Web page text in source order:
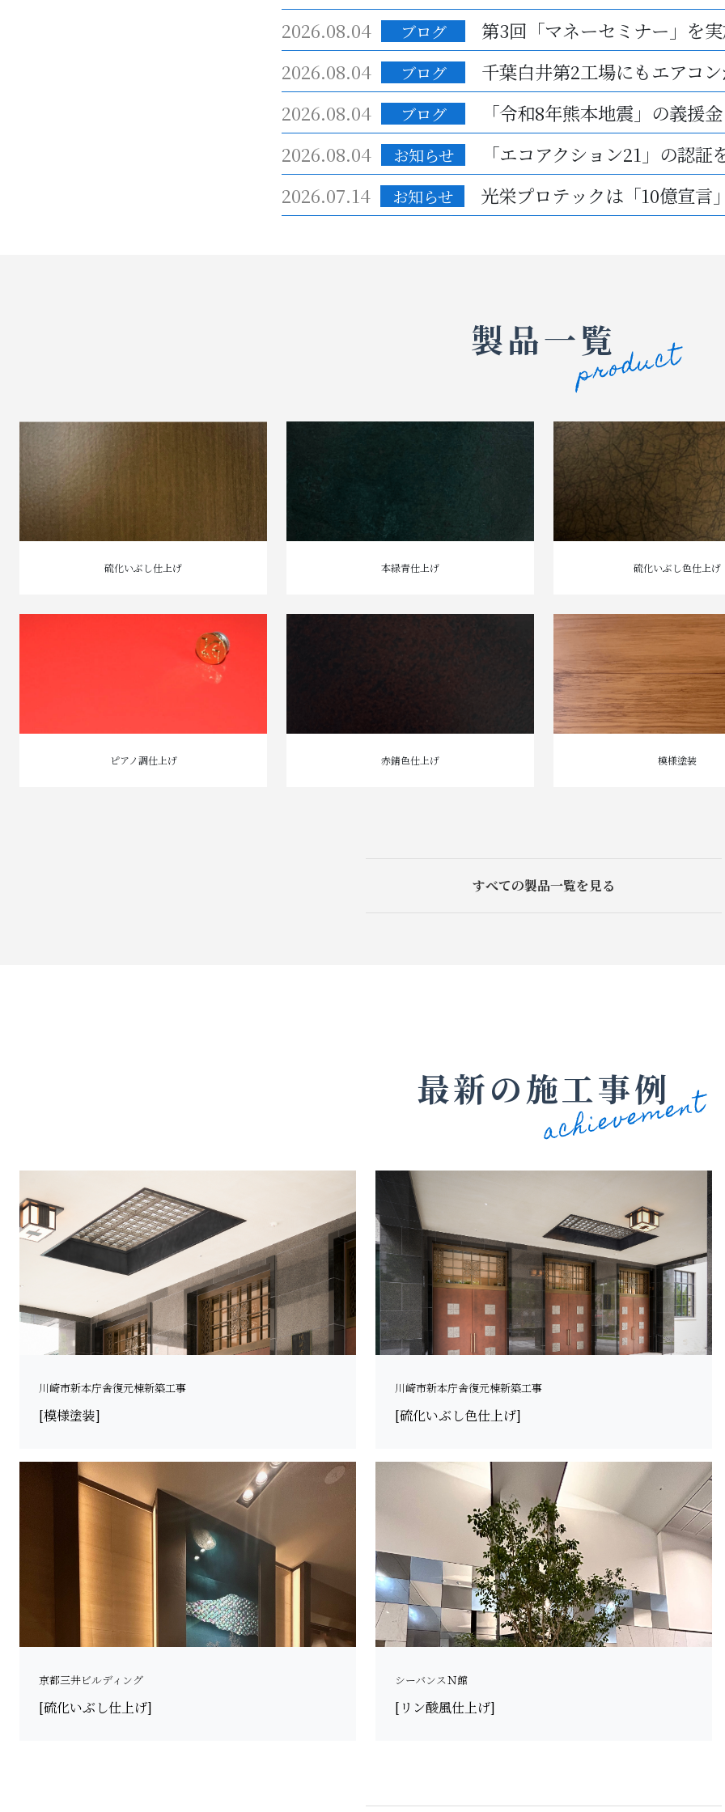
2026.08.04
ブログ
2026.08.04 ブログ
2026.08.04 ブログ
「令和8年熊本地震」の義援
2026.08.04
お知らせ
2026.07.14 お知らせ
製品一覧
硫化いぶし仕上げ 本緑青仕上げ 硫化いぶし色仕上げ
ピアノ調仕上げ 赤錆色仕上げ 模様塗装
すべての製品一覧を見る
最新の施工事例
川崎市新本庁舎復元棟新築工事
[模様塗装]
川崎市新本庁舎復元棟新築工事
[硫化いぶし色仕上げ]
京都三井ビルディング
[硫化いぶし仕上げ]
シーバンスＮ館
[リン酸風仕上げ]